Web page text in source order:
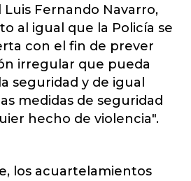
Fernando Navarro,
al igual que la Policía se
con el fin de prever
irregular que pueda
seguridad y de igual
medidas de seguridad
hecho de violencia".
los acuartelamientos